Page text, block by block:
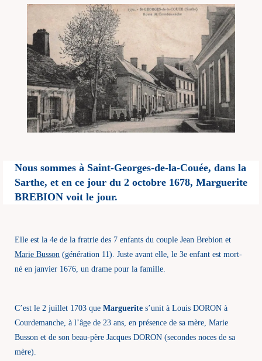
Nous sommes à Saint-Georges-de-la-Couée, dans la
Sarthe, et en ce jour du 2 octobre 1678, Marguerite
BREBION voit le jour.
Elle est la 4e de la fratrie des 7 enfants du couple Jean Brebion et
Marie Busson (génération 11). Juste avant elle, le 3e enfant est mort-
né en janvier 1676, un drame pour la famille.
C’est le 2 juillet 1703 que Marguerite s’unit à Louis DORON à
Courdemanche, à l’âge de 23 ans, en présence de sa mère, Marie
Busson et de son beau-père Jacques DORON (secondes noces de sa
mère).